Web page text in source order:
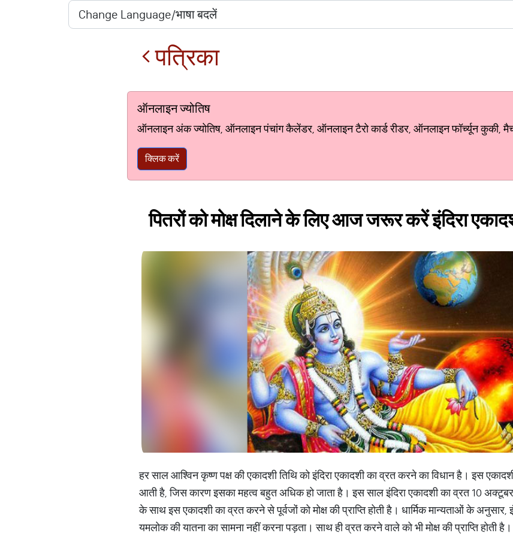
पत्रिका
ऑनलाइन ज्योतिष
ऑनलाइन अंक ज्योतिष, ऑनलाइन पंचांग कैलेंडर, ऑनलाइन टैरो कार्ड रीडर, ऑनलाइन फॉर्च्यून कुकी,
क्लिक करें
पितरों को मोक्ष दिलाने के लिए आज जरूर करें इंदिरा
हर साल आश्विन कृष्ण पक्ष की एकादशी तिथि को इंदिरा एकादशी का व्रत करने का विधान है। इस
आती है, जिस कारण इसका महत्व बहुत अधिक हो जाता है। इस साल इंदिरा एकादशी का व्रत 10
के साथ इस एकादशी का व्रत करने से पूर्वजों को मोक्ष की प्राप्ति होती है। धार्मिक मान्यताओं के
यमलोक की यातना का सामना नहीं करना पड़ता। साथ ही व्रत करने वाले को भी मोक्ष की प्राप्ति होती है।